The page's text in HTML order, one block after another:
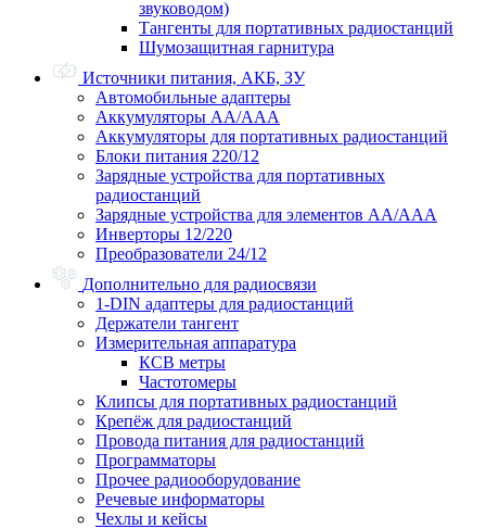
звуководом)
Тангенты для портативных радиостанций
Шумозащитная гарнитура
Источники питания, АКБ, ЗУ
Автомобильные адаптеры
Аккумуляторы АА/ААА
Аккумуляторы для портативных радиостанций
Блоки питания 220/12
Зарядные устройства для портативных
радиостанций
Зарядные устройства для элементов АА/ААА
Инверторы 12/220
Преобразователи 24/12
Дополнительно для радиосвязи
1-DIN адаптеры для радиостанций
Держатели тангент
Измерительная аппаратура
КСВ метры
Частотомеры
Клипсы для портативных радиостанций
Крепёж для радиостанций
Провода питания для радиостанций
Программаторы
Прочее радиооборудование
Речевые информаторы
Чехлы и кейсы